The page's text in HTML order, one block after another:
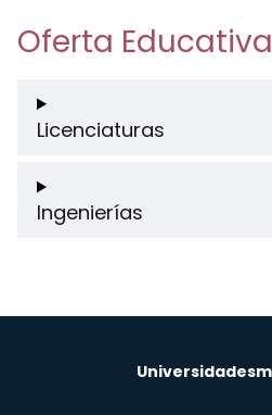
Oferta Educativa
Licenciaturas
Ingenierías